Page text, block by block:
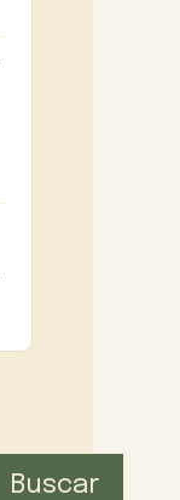
Buscar